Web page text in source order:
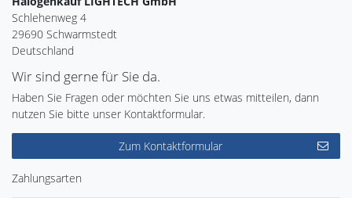
Schlehenweg 4
29690 Schwarmstedt
Deutschland
Wir sind gerne für Sie da.
Haben Sie Fragen oder möchten Sie uns etwas mitteilen, dann
nutzen Sie bitte unser Kontaktformular.
Zum Kontaktformular
Zahlungsarten